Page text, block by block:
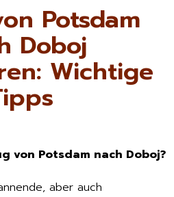
Potsdam
Doboj
Wichtige
von Potsdam nach Doboj?
aber auch